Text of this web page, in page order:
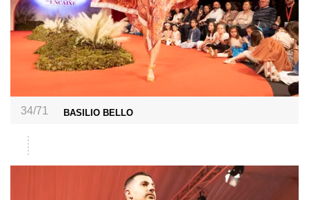
34/71 BASILIO BELLO